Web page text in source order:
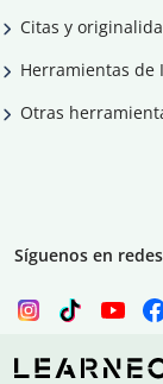
Citas y
Herramientas de
Otras
Síguenos en